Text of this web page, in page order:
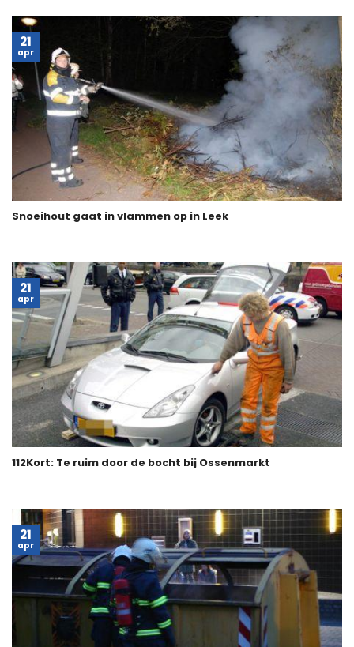
Snoeihout gaat in vlammen op in Leek
21
apr
112Kort: Te ruim door de bocht bij Ossenmarkt
21
apr
21
apr